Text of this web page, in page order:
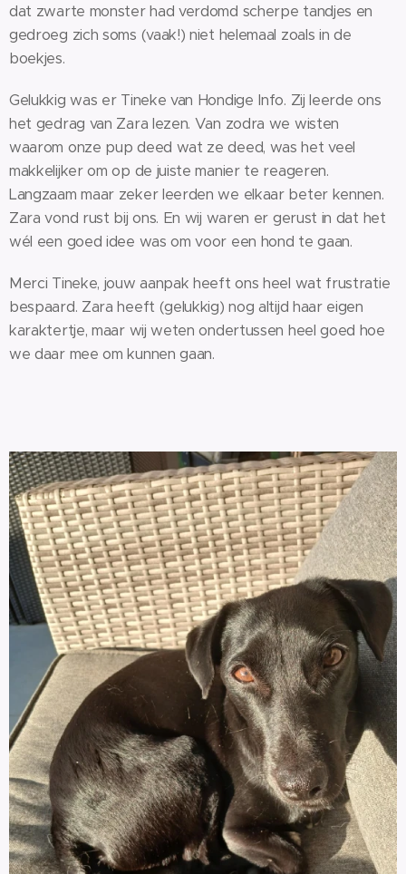
dat zwarte monster had verdomd scherpe tandjes en
gedroeg zich soms (vaak!) niet helemaal zoals in de
boekjes.
Gelukkig was er Tineke van Hondige Info. Zij leerde ons
het gedrag van Zara lezen. Van zodra we wisten
waarom onze pup deed wat ze deed, was het veel
makkelijker om op de juiste manier te reageren.
Langzaam maar zeker leerden we elkaar beter kennen.
Zara vond rust bij ons. En wij waren er gerust in dat het
wél een goed idee was om voor een hond te gaan.
Merci Tineke, jouw aanpak heeft ons heel wat frustratie
bespaard. Zara heeft (gelukkig) nog altijd haar eigen
karaktertje, maar wij weten ondertussen heel goed hoe
we daar mee om kunnen gaan.